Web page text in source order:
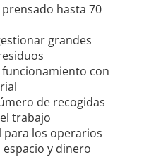
hasta 70
grandes
con
de recogidas
trabajo
para los operarios
y dinero